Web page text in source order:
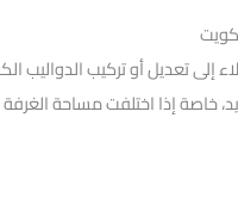
إلى تعديل أو تركيب الدواليب
خاصة إذا اختلفت مساحة الغرفة